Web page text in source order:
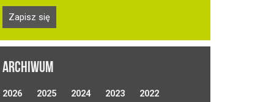
ARCHIWUM
2026 2025 2024 2023 2022